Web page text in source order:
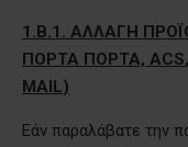
1.Β.1. ΑΛΛΑΓΗ
ΠΟΡΤΑ ΠΟΡΤΑ, ACS
MAIL)
Εάν παραλάβατε την